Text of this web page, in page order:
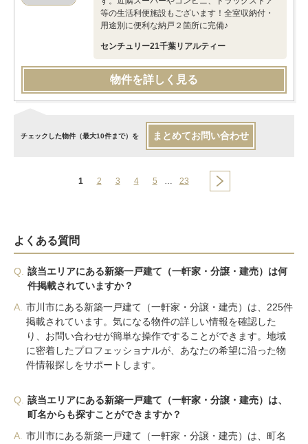
等の生活利便施設もございます！全室収納付・
用途別に便利な納戸２箇所に完備♪
センチュリー21千葉リアルティー
物件を詳しく見る
チェックした物件（最大10件まで）を まとめてお問い合わせ
1 2 3 4 5 … 23
よくある質問
Q.
該当エリアにある新築一戸建て（一軒家・分譲・建売）は何
件掲載されていますか？
A. 市川市にある新築一戸建て（一軒家・分譲・建売）は、225件
掲載されています。気になる物件の詳しい情報を確認した
り、お問い合わせが簡単な操作ですることができます。地域
に密着したプロフェッショナルが、あなたの希望に沿った物
件情報探しをサポートします。
Q.
該当エリアにある新築一戸建て（一軒家・分譲・建売）は、
町名からも探すことができますか？
A. 市川市にある新築一戸建て（一軒家・分譲・建売）は、町名